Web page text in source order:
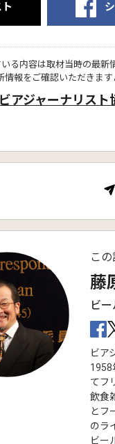
る内容は取材当時の最新
情報をご確認いただきます
アジャーナリス
こ
藤
ビ
ビア
1958
てフ
飲食
とフ
のラ
ビー